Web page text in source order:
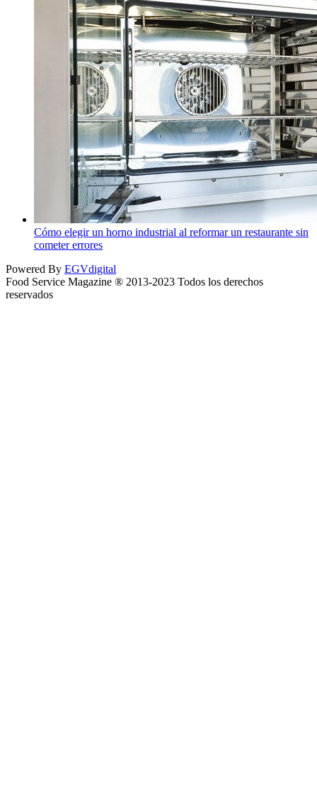
Cómo elegir un horno industrial al reformar un restaurante sin
cometer errores
Powered By EGVdigital
Food Service Magazine ® 2013-2023 Todos los derechos
reservados